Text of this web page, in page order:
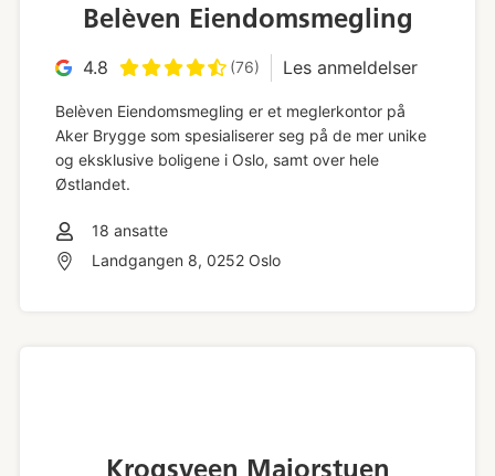
Belèven Eiendomsmegling
4.8 (76) Les anmeldelser
Belèven Eiendomsmegling er et meglerkontor på
Aker Brygge som spesialiserer seg på de mer unike
og eksklusive boligene i Oslo, samt over hele
Østlandet.
18 ansatte
Landgangen 8, 0252 Oslo
Krogsveen Majorstuen